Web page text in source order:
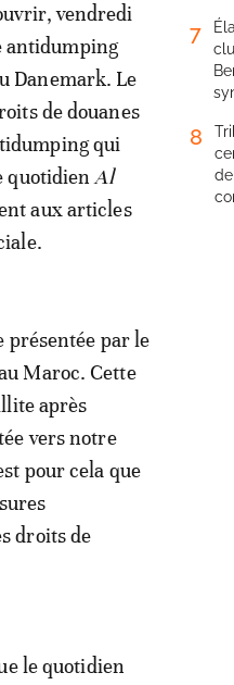
vendredi
antidumping
Danemark. Le
de douanes
qui
quotidienAl
aux articles
présentée par le
Maroc. Cette
après
vers notre
pour cela que
droits de
le quotidien
7
8